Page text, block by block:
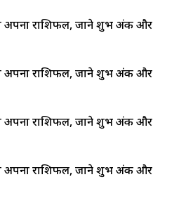
राशिफल, जाने शुभ अंक और
राशिफल, जाने शुभ अंक और
राशिफल, जाने शुभ अंक और
राशिफल, जाने शुभ अंक और